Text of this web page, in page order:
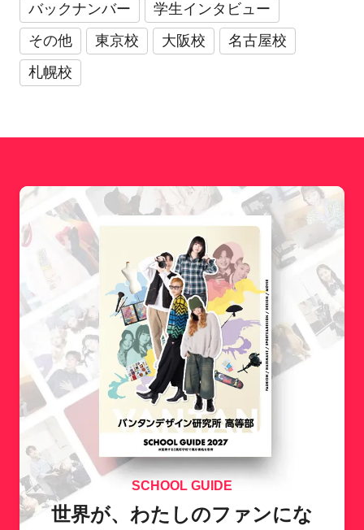
バックナンバー
学生インタビュー
その他
東京校 大阪校
名古屋校
札幌校
SCHOOL GUIDE
世界が、わたしのファンにな